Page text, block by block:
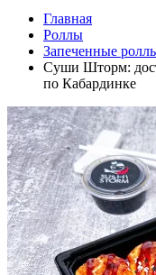
Главная
Роллы
Запеченные
Суши Шторм:
по Кабардинке